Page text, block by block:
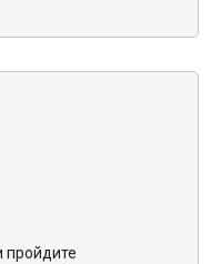
пройдите